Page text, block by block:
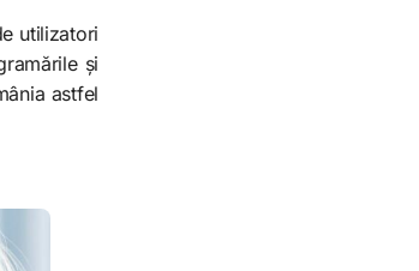
utilizatori
și
astfel